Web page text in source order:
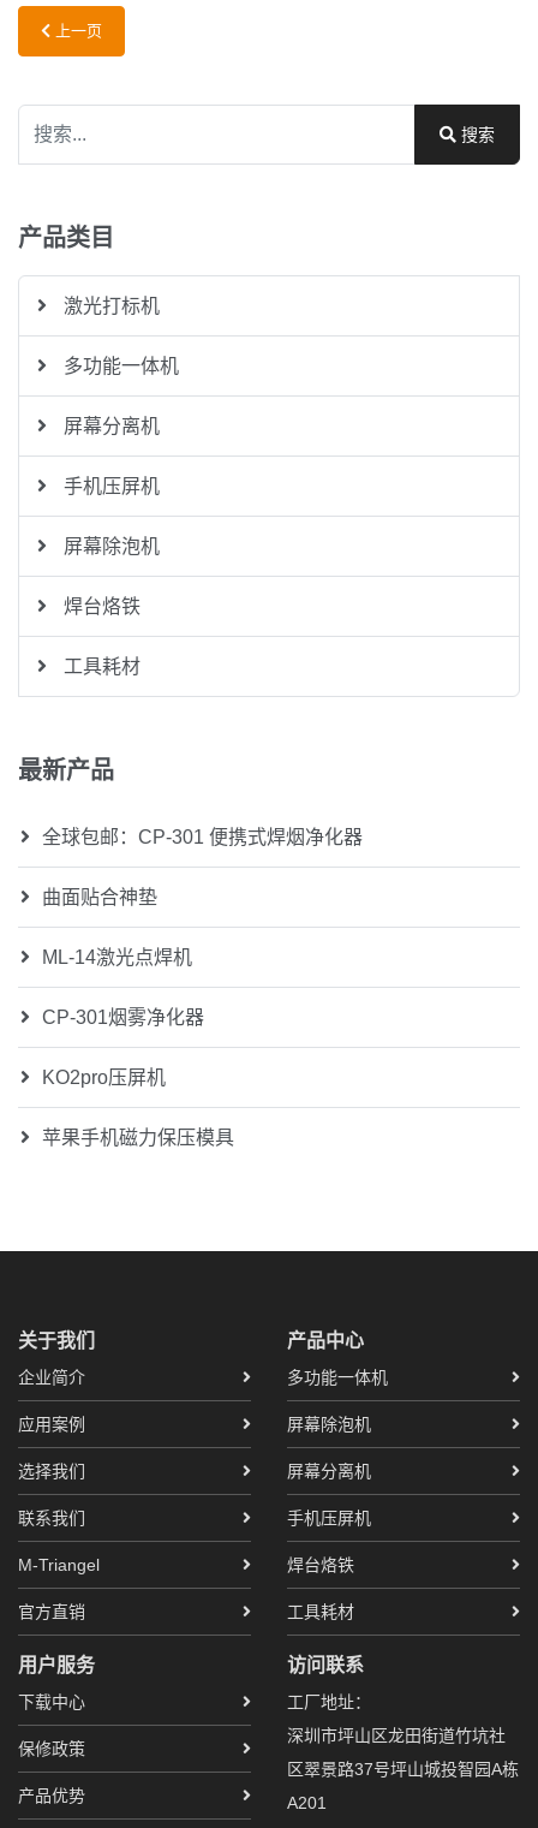
搜索
搜索
产品类目
激光打标机
多功能一体机
屏幕分离机
手机压屏机
屏幕除泡机
焊台烙铁
工具耗材
最新产品
全球包邮：CP-301 便携式焊烟净化器
曲面贴合神垫
ML-14激光点焊机
CP-301烟雾净化器
KO2pro压屏机
苹果手机磁力保压模具
上一篇文章: CP-150 15寸分离机
上一页
关于我们
企业简介
应用案例
选择我们
联系我们
M-Triangel
官方直销
产品中心
多功能一体机
屏幕除泡机
屏幕分离机
手机压屏机
焊台烙铁
工具耗材
用户服务
下载中心
保修政策
产品优势
访问联系
工厂地址：
深圳市坪山区龙田街道竹坑社
区翠景路37号坪山城投智园A栋
A201